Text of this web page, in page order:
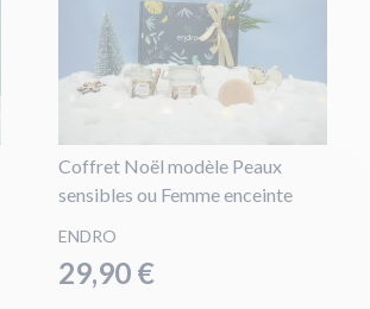
Coffret Noël modèle Peaux
sensibles ou Femme enceinte
ENDRO
29,90 €